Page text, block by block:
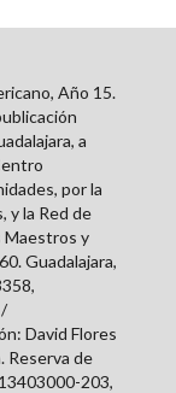
Año 15.
a
por la
y la Red de
Maestros y
Guadalajara,
David Flores
Reserva de
203,